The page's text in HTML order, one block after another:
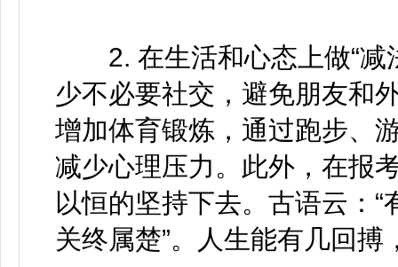
2. 在生活和心态上做“减
少不必要社交，避免朋友和
增加体育锻炼，通过跑步、
减少心理压力。此外，在报
以恒的坚持下去。古语云：
关终属楚”。人生能有几回